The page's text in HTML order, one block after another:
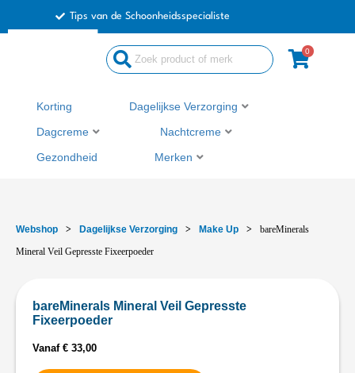
Tips van de Schoonheidsspecialiste
0
Korting Dagelijkse Verzorging
Dagcreme Nachtcreme
Gezondheid Merken
Webshop > Dagelijkse Verzorging > Make Up >
bareMinerals
Mineral Veil Gepresste Fixeerpoeder
bareMinerals Mineral Veil Gepresste
Fixeerpoeder
Vanaf € 33,00